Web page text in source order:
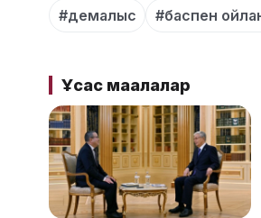
#демалыс #баспен
Ұқсас мақалалар